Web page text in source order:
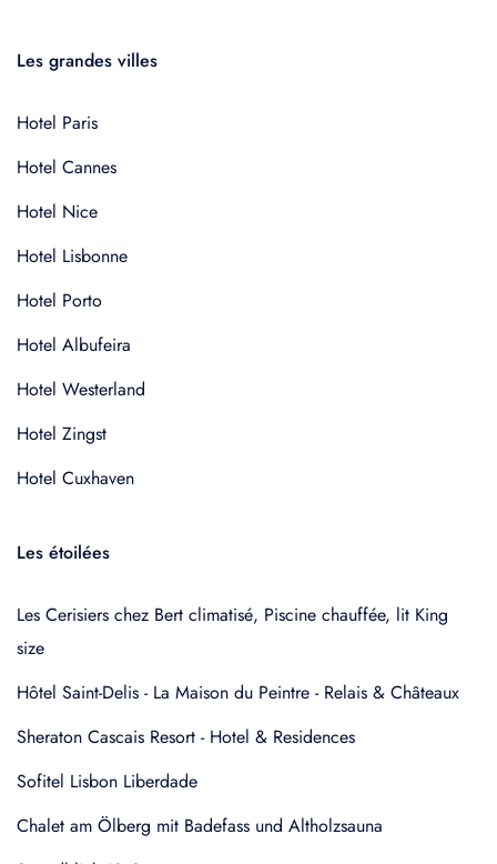
Les grandes villes
Hotel Paris
Hotel Cannes
Hotel Nice
Hotel Lisbonne
Hotel Porto
Hotel Albufeira
Hotel Westerland
Hotel Zingst
Hotel Cuxhaven
Les étoilées
Les Cerisiers chez Bert climatisé, Piscine chauffée, lit King
size
Hôtel Saint-Delis - La Maison du Peintre - Relais & Châteaux
Sheraton Cascais Resort - Hotel & Residences
Sofitel Lisbon Liberdade
Chalet am Ölberg mit Badefass und Altholzsauna